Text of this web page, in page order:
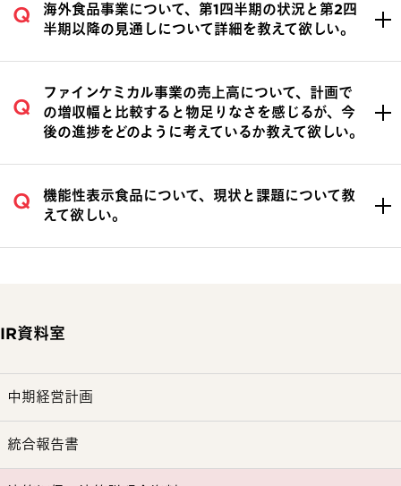
海外食品事業について、第1四半期の状況と第2四
半期以降の見通しについて詳細を教えて欲しい。
ファインケミカル事業の売上高について、計画で
の増収幅と比較すると物足りなさを感じるが、今
後の進捗をどのように考えているか教えて欲しい。
機能性表示食品について、現状と課題について教
えて欲しい。
IR資料室
中期経営計画
統合報告書